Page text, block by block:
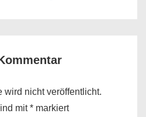
wird nicht veröffentlicht.
mit* markiert